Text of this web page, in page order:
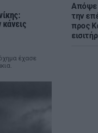
Απόψε
την
προς
έχασε